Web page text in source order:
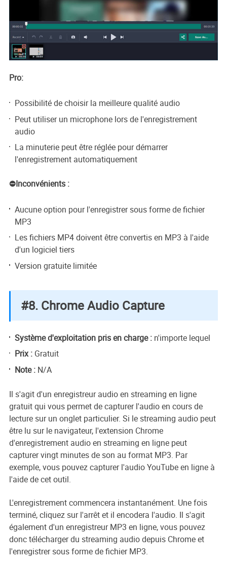
Pro:
Possibilité de choisir la meilleure qualité audio
Peut utiliser un microphone lors de l'enregistrement
audio
La minuterie peut être réglée pour démarrer
l'enregistrement automatiquement
⛔Inconvénients :
Aucune option pour l'enregistrer sous forme de fichier
MP3
Les fichiers MP4 doivent être convertis en MP3 à l'aide
d'un logiciel tiers
Version gratuite limitée
#8. Chrome Audio Capture
Système d'exploitation pris en charge : n'importe lequel
Prix : Gratuit
Note : N/A
Il s'agit d'un enregistreur audio en streaming en ligne
gratuit qui vous permet de capturer l'audio en cours de
lecture sur un onglet particulier. Si le streaming audio peut
être lu sur le navigateur, l'extension Chrome
d'enregistrement audio en streaming en ligne peut
capturer vingt minutes de son au format MP3. Par
exemple, vous pouvez capturer l'audio YouTube en ligne à
l'aide de cet outil.
L'enregistrement commencera instantanément. Une fois
terminé, cliquez sur l'arrêt et il encodera l'audio. Il s'agit
également d'un enregistreur MP3 en ligne, vous pouvez
donc télécharger du streaming audio depuis Chrome et
l'enregistrer sous forme de fichier MP3.